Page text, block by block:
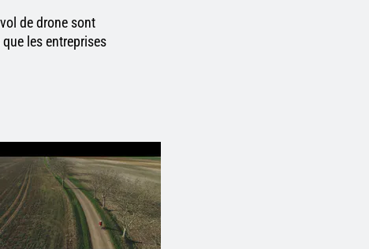
de drone sont
les entreprises